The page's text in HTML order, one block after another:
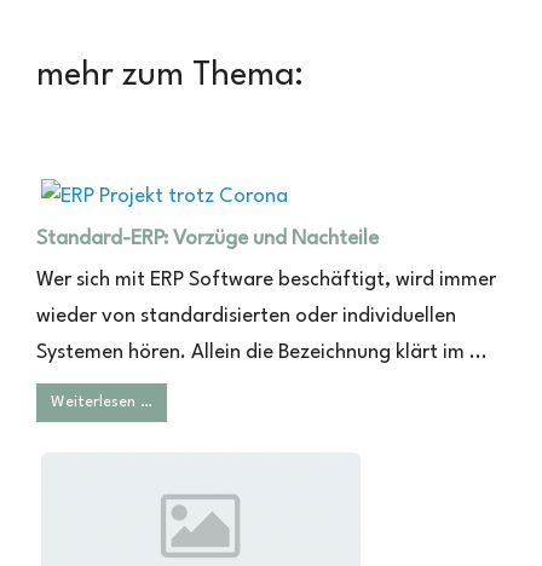
mehr zum Thema:
Standard-ERP: Vorzüge und Nachteile
Wer sich mit ERP Software beschäftigt, wird immer
wieder von standardisierten oder individuellen
Systemen hören. Allein die Bezeichnung klärt im ...
Weiterlesen …